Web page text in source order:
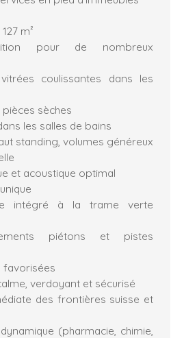
m²
pour de nombreux
coulissantes dans les
sèches
les salles de bains
standing, volumes généreux
et acoustique optimal
intégré à la trame verte
piétons et pistes
favorisées
verdoyant et sécurisé
des frontières suisse et
(pharmacie, chimie,